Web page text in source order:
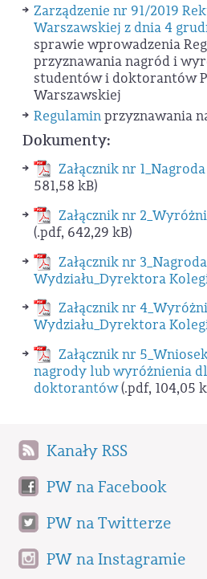
Zarządzenie nr 91/2019
Warszawskiej z dnia 4
sprawie wprowadzenia
przyznawania nagród i
studentów i doktorantów
Warszawskiej
Regulaminprzyznawania
Dokumenty:
Załącznik nr
581,58 kB)
Załącznik nr
(.pdf, 642,29 kB)
Załącznik nr
Wydziału_Dyrektora
Załącznik nr
Wydziału_Dyrektora
Załącznik nr
nagrody lub wyróżnienia
doktorantów(.pdf, 104,05
Kanały RSS
PW na Facebook
PW na Twitterze
PW na Instagramie